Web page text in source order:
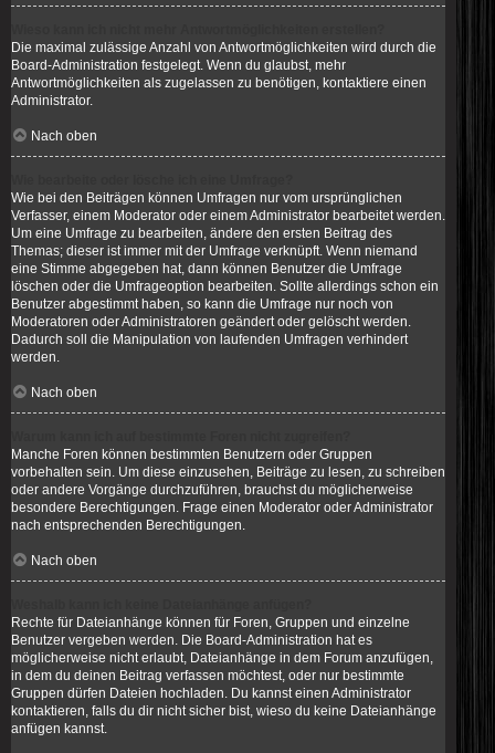
Die maximal zulässige Anzahl von Antwortmöglichkeiten wird durch die
Board-Administration festgelegt. Wenn du glaubst, mehr
Antwortmöglichkeiten als zugelassen zu benötigen, kontaktiere einen
Administrator.
Nach oben
Wie bei den Beiträgen können Umfragen nur vom ursprünglichen
Verfasser, einem Moderator oder einem Administrator bearbeitet werden.
Um eine Umfrage zu bearbeiten, ändere den ersten Beitrag des
Themas; dieser ist immer mit der Umfrage verknüpft. Wenn niemand
eine Stimme abgegeben hat, dann können Benutzer die Umfrage
löschen oder die Umfrageoption bearbeiten. Sollte allerdings schon ein
Benutzer abgestimmt haben, so kann die Umfrage nur noch von
Moderatoren oder Administratoren geändert oder gelöscht werden.
Dadurch soll die Manipulation von laufenden Umfragen verhindert
werden.
Nach oben
Manche Foren können bestimmten Benutzern oder Gruppen
vorbehalten sein. Um diese einzusehen, Beiträge zu lesen, zu schreiben
oder andere Vorgänge durchzuführen, brauchst du möglicherweise
besondere Berechtigungen. Frage einen Moderator oder Administrator
nach entsprechenden Berechtigungen.
Nach oben
Rechte für Dateianhänge können für Foren, Gruppen und einzelne
Benutzer vergeben werden. Die Board-Administration hat es
möglicherweise nicht erlaubt, Dateianhänge in dem Forum anzufügen,
in dem du deinen Beitrag verfassen möchtest, oder nur bestimmte
Gruppen dürfen Dateien hochladen. Du kannst einen Administrator
kontaktieren, falls du dir nicht sicher bist, wieso du keine Dateianhänge
anfügen kannst.